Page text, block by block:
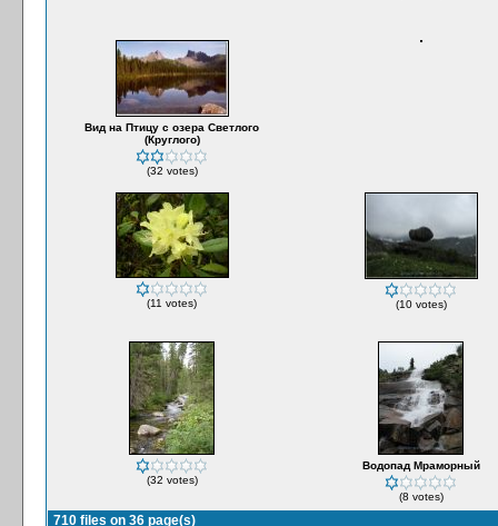
Вид на Птицу с озера Светлого
(Круглого)
(32 votes)
(11 votes) (10 votes)
(32 votes)
Водопад Мраморный
(8 votes)
710 files on 36 page(s)